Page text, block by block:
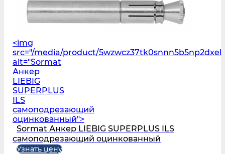
<img
src="/media/product/
alt="Sormat
Анкер
LIEBIG
SUPERPLUS
ILS
самоподрезающий
оцинкованный">
Sormat Анкер LIEBIG SUPERPLUS ILS
самоподрезающий оцинкованный
Узнать цену